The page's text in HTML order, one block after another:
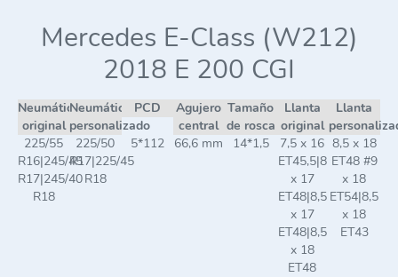
Mercedes E-Class (W212)
2018 E 200 CGI
Neumático
original
Neumático
personalizado
PCD
Agujero
central
Tamaño
de rosca
Llanta
original
Llanta
225/55
R16|245/45
R17|245/40
R18
225/50
R17|225/45
R18
5*112 66,6 mm 14*1,5
7,5 x 16
ET45,5|8
x 17
ET48|8,5
x 17
ET48|8,5
x 18
ET48
8,5 x 18
ET48 #9
x 18
ET54|8,5
x 18
ET43